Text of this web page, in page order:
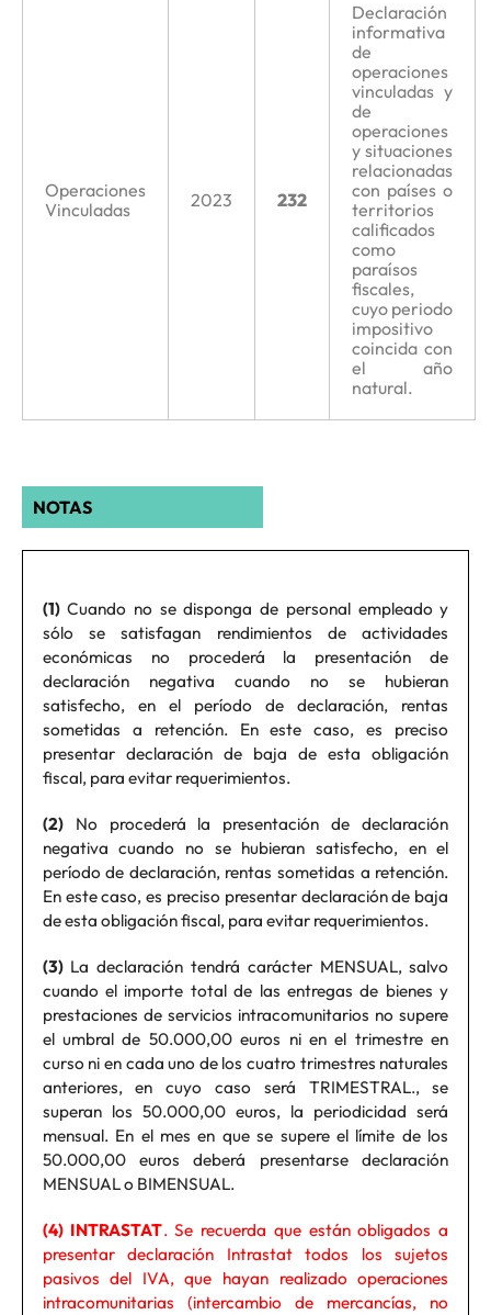
Operaciones
Vinculadas
2023 232
Declaración
informativa
de
operaciones
vinculadas y
de
operaciones
y situaciones
relacionadas
con países o
territorios
calificados
como
paraísos
fiscales,
cuyo periodo
impositivo
coincida con
el año
natural.
NOTAS
(1)Cuando no se disponga de personal empleado y
sólo se satisfagan rendimientos de actividades
económicas no procederá la presentación de
declaración negativa cuando no se hubieran
satisfecho, en el período de declaración, rentas
sometidas a retención. En este caso, es preciso
presentar declaración de baja de esta obligación
fiscal, para evitar requerimientos.
(2)No procederá la presentación de declaración
negativa cuando no se hubieran satisfecho, en el
período de declaración, rentas sometidas a retención.
En este caso, es preciso presentar declaración de baja
de esta obligación fiscal, para evitar requerimientos.
(3)La declaración tendrá carácter MENSUAL, salvo
cuando el importe total de las entregas de bienes y
prestaciones de servicios intracomunitarios no supere
el umbral de 50.000,00 euros ni en el trimestre en
curso ni en cada uno de los cuatro trimestres naturales
anteriores, en cuyo caso será TRIMESTRAL., se
superan los 50.000,00 euros, la periodicidad será
mensual. En el mes en que se supere el límite de los
50.000,00 euros deberá presentarse declaración
MENSUAL o BIMENSUAL.
(4) INTRASTAT. Se recuerda que están obligados a
presentar declaración Intrastat todos los sujetos
pasivos del IVA, que hayan realizado operaciones
intracomunitarias (intercambio de mercancías, no